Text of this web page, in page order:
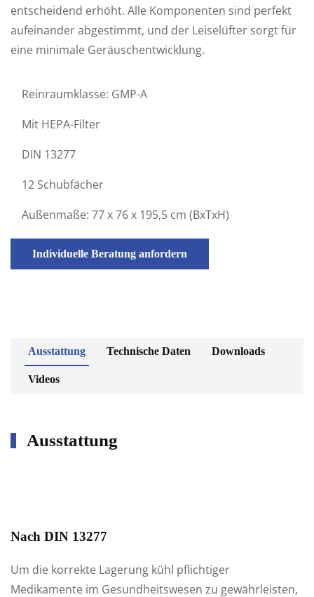
entscheidend erhöht. Alle Komponenten sind perfekt
aufeinander abgestimmt, und der Leiselüfter sorgt für
eine minimale Geräuschentwicklung.
Reinraumklasse: GMP-A
Mit HEPA-Filter
DIN 13277
12 Schubfächer
Außenmaße: 77 x 76 x 195,5 cm (BxTxH)
Individuelle Beratung anfordern
Ausstattung Technische Daten Downloads
Videos
Ausstattung
Nach DIN 13277
Um die korrekte Lagerung kühl pflichtiger
Medikamente im Gesundheitswesen zu gewährleisten,